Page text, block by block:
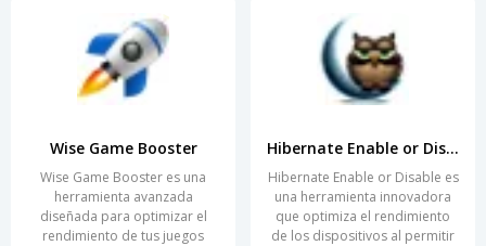
Wise Game Booster
Wise Game Booster es una
herramienta avanzada
diseñada para optimizar el
rendimiento de tus juegos
Hibernate Enable or Disable
Hibernate Enable or Disable es
una herramienta innovadora
que optimiza el rendimiento
de los dispositivos al permitir